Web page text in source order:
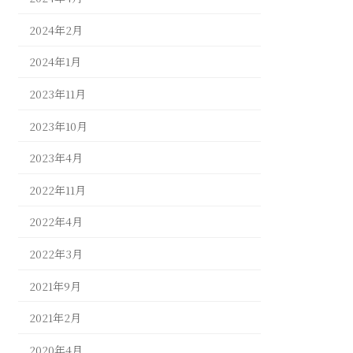
2024年2月
2024年1月
2023年11月
2023年10月
2023年4月
2022年11月
2022年4月
2022年3月
2021年9月
2021年2月
2020年4月